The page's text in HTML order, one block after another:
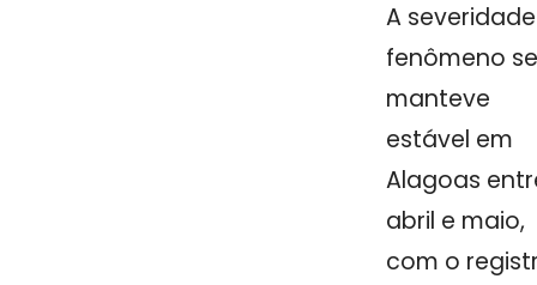
A
fenômeno se
manteve
estável em
Alagoas
abril e maio,
com o